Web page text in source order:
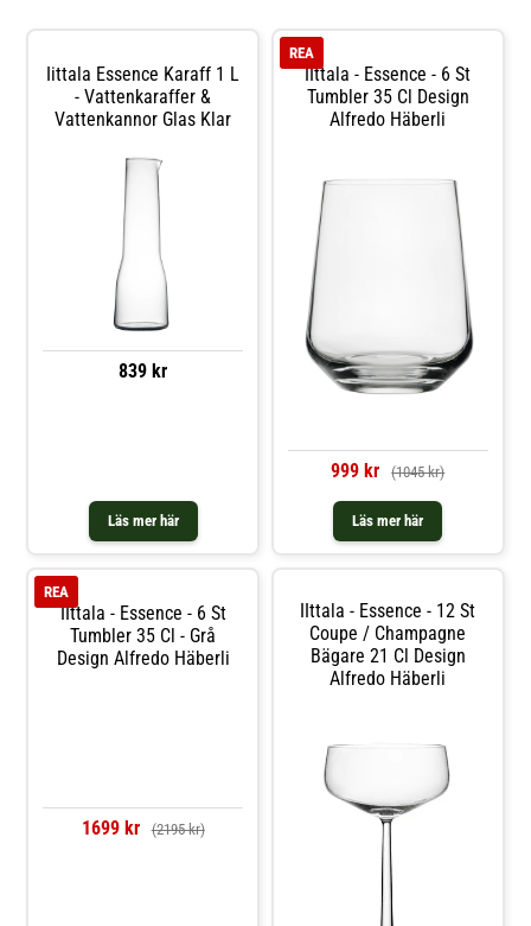
Iittala Essence Karaff 1 L
- Vattenkaraffer &
Vattenkannor Glas Klar
839 kr
Läs mer här
IIttala - Essence - 6 St
Tumbler 35 Cl Design
Alfredo Häberli
REA
999 kr (1045 kr)
Läs mer här
IIttala - Essence - 6 St
Tumbler 35 Cl - Grå
Design Alfredo Häberli
REA
1699 kr (2195 kr)
IIttala - Essence - 12 St
Coupe / Champagne
Bägare 21 Cl Design
Alfredo Häberli